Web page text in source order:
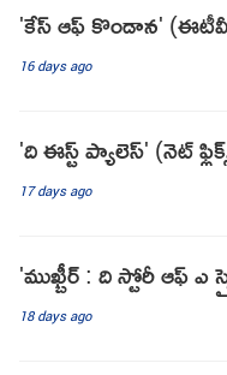
'కేస్ ఆఫ్ కొండాన'
16 days ago
'ది ఈస్ట్ ప్యాలెస్' (నెట్
17 days ago
'ముఖ్బీర్ : ది స్టోరీ ఆఫ్ ఎ
18 days ago